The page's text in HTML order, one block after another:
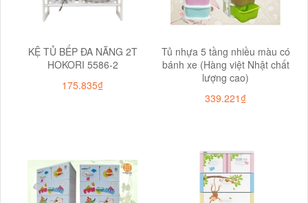
KỆ TỦ BẾP ĐA NĂNG 2T
HOKORI 5586-2
175.835₫
Tủ nhựa 5 tầng nhiều màu có
bánh xe (Hàng việt Nhật chất
lượng cao)
339.221₫